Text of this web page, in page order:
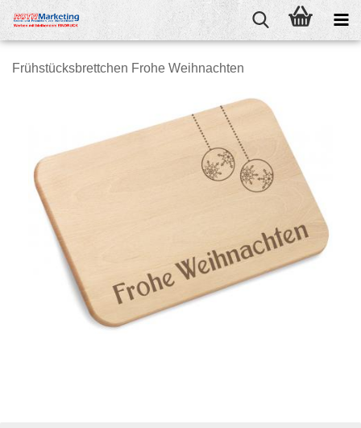
Frühstücksbrettchen Frohe Weihnachten